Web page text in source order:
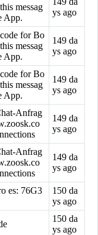
messag
App.
ys ago
for Bo
messag
App.
149 da
ys ago
for Bo
messag
App.
149 da
ys ago
Anfrag
149 da
ys ago
Anfrag
149 da
ys ago
es: 76G3
150 da
ys ago
150 da
ys ago